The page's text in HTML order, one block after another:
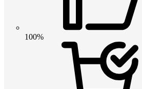
100%